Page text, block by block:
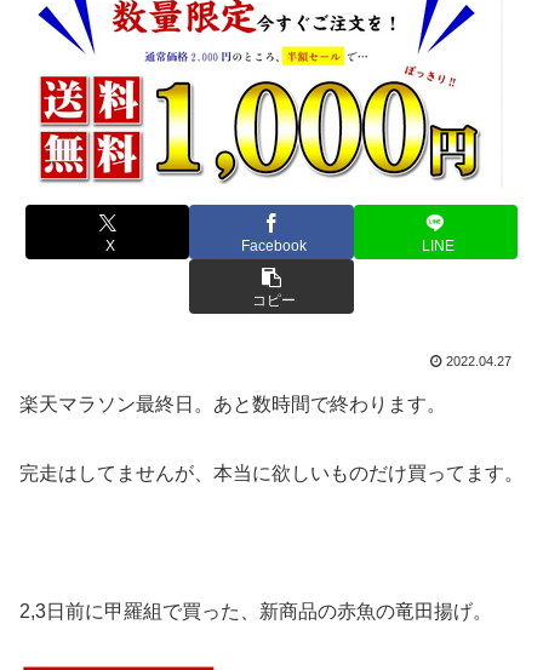
X Facebook LINE
コピー
2022.04.27
楽天マラソン最終日。あと数時間で終わります。
完走はしてませんが、本当に欲しいものだけ買ってます。
2,3日前に甲羅組で買った、新商品の赤魚の竜田揚げ。